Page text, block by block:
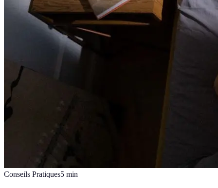
Conseils Pratiques5 min